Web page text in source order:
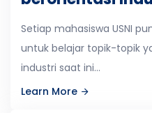
Setiap mahasiswa USNI
untuk belajar topik-topik
industri saat ini...
Learn More